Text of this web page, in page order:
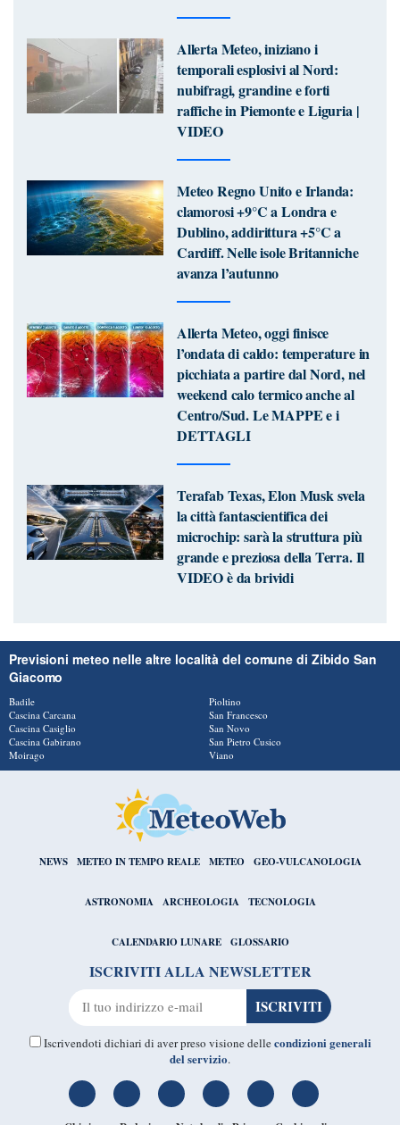
Allerta Meteo, iniziano i
temporali esplosivi al Nord:
nubifragi, grandine e forti
raffiche in Piemonte e Liguria |
VIDEO
Meteo Regno Unito e Irlanda:
clamorosi +9°C a Londra e
Dublino, addirittura +5°C a
Cardiff. Nelle isole Britanniche
avanza l’autunno
Allerta Meteo, oggi finisce
l’ondata di caldo: temperature in
picchiata a partire dal Nord, nel
weekend calo termico anche al
Centro/Sud. Le MAPPE e i
DETTAGLI
Terafab Texas, Elon Musk svela
la città fantascientifica dei
microchip: sarà la struttura più
grande e preziosa della Terra. Il
VIDEO è da brividi
Previsioni meteo nelle altre località del comune di Zibido San
Giacomo
Badile
Cascina Carcana
Cascina Casiglio
Cascina Gabirano
Moirago
Pioltino
San Francesco
San Novo
San Pietro Cusico
Viano
NEWS METEO IN TEMPO REALE METEO GEO-VULCANOLOGIA
ASTRONOMIA ARCHEOLOGIA TECNOLOGIA
CALENDARIO LUNARE GLOSSARIO
ISCRIVITI ALLA NEWSLETTER
Iscrivendoti dichiari di aver preso visione dellecondizioni generali
del servizio.